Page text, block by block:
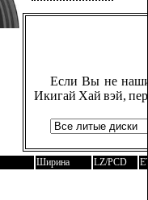
Если Вы не
Икигай Хай вэй,
Ширина LZ/PCD